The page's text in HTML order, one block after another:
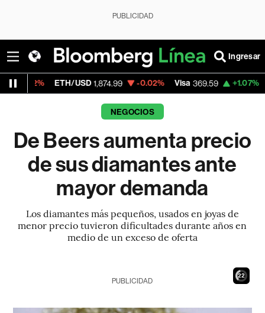
PUBLICIDAD
Ingresar
ETH/USD 1,874.99 -0.02% Visa 369.59 +1.07%
NEGOCIOS
De Beers aumenta precio
de sus diamantes ante
mayor demanda
Los diamantes más pequeños, usados en joyas de
menor precio tuvieron dificultades durante años en
medio de un exceso de oferta
21
PUBLICIDAD